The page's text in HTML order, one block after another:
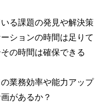
る課題の発見や解決策
ションの時間は足りて
の時間は確保できる
業務効率や能力アップ
があるか？